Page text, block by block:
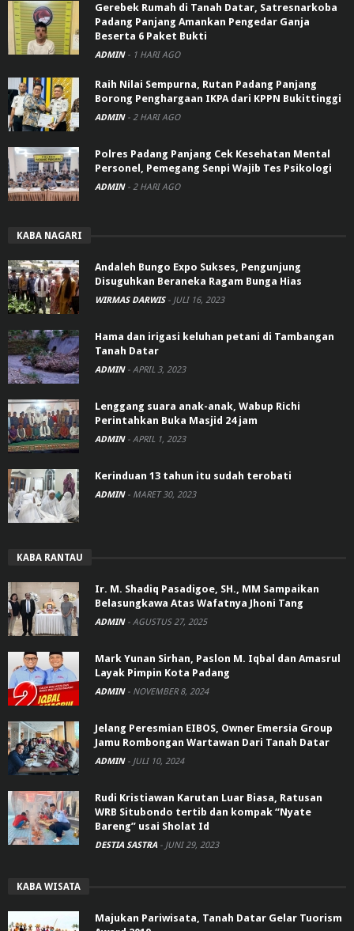
Gerebek Rumah di Tanah Datar, Satresnarkoba
Padang Panjang Amankan Pengedar Ganja
Beserta 6 Paket Bukti
ADMIN - 1 HARI AGO
Raih Nilai Sempurna, Rutan Padang Panjang
Borong Penghargaan IKPA dari KPPN Bukittinggi
ADMIN - 2 HARI AGO
Polres Padang Panjang Cek Kesehatan Mental
Personel, Pemegang Senpi Wajib Tes Psikologi
ADMIN - 2 HARI AGO
KABA NAGARI
Andaleh Bungo Expo Sukses, Pengunjung
Disuguhkan Beraneka Ragam Bunga Hias
WIRMAS DARWIS - JULI 16, 2023
Hama dan irigasi keluhan petani di Tambangan
Tanah Datar
ADMIN - APRIL 3, 2023
Lenggang suara anak-anak, Wabup Richi
Perintahkan Buka Masjid 24 jam
ADMIN - APRIL 1, 2023
Kerinduan 13 tahun itu sudah terobati
ADMIN - MARET 30, 2023
KABA RANTAU
Ir. M. Shadiq Pasadigoe, SH., MM Sampaikan
Belasungkawa Atas Wafatnya Jhoni Tang
ADMIN - AGUSTUS 27, 2025
Mark Yunan Sirhan, Paslon M. Iqbal dan Amasrul
Layak Pimpin Kota Padang
ADMIN - NOVEMBER 8, 2024
Jelang Peresmian EIBOS, Owner Emersia Group
Jamu Rombongan Wartawan Dari Tanah Datar
ADMIN - JULI 10, 2024
Rudi Kristiawan Karutan Luar Biasa, Ratusan
WRB Situbondo tertib dan kompak “Nyate
Bareng” usai Sholat Id
DESTIA SASTRA - JUNI 29, 2023
KABA WISATA
Majukan Pariwisata, Tanah Datar Gelar Tuorism